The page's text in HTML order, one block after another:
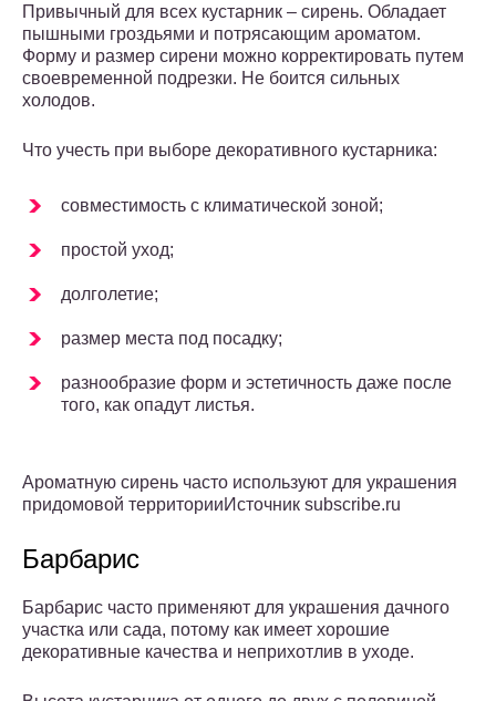
Привычный для всех кустарник – сирень. Обладает
пышными гроздьями и потрясающим ароматом.
Форму и размер сирени можно корректировать путем
своевременной подрезки. Не боится сильных
холодов.
Что учесть при выборе декоративного кустарника:
совместимость с климатической зоной;
простой уход;
долголетие;
размер места под посадку;
разнообразие форм и эстетичность даже после
того, как опадут листья.
Ароматную сирень часто используют для украшения
придомовой территорииИсточник subscribe.ru
Барбарис
Барбарис часто применяют для украшения дачного
участка или сада, потому как имеет хорошие
декоративные качества и неприхотлив в уходе.